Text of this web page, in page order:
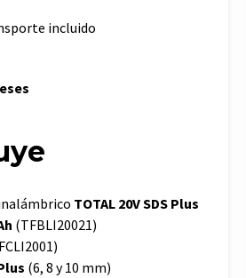
incluido
TOTAL 20V SDS Plus
(TFBLI20021)
(6, 8 y 10 mm)